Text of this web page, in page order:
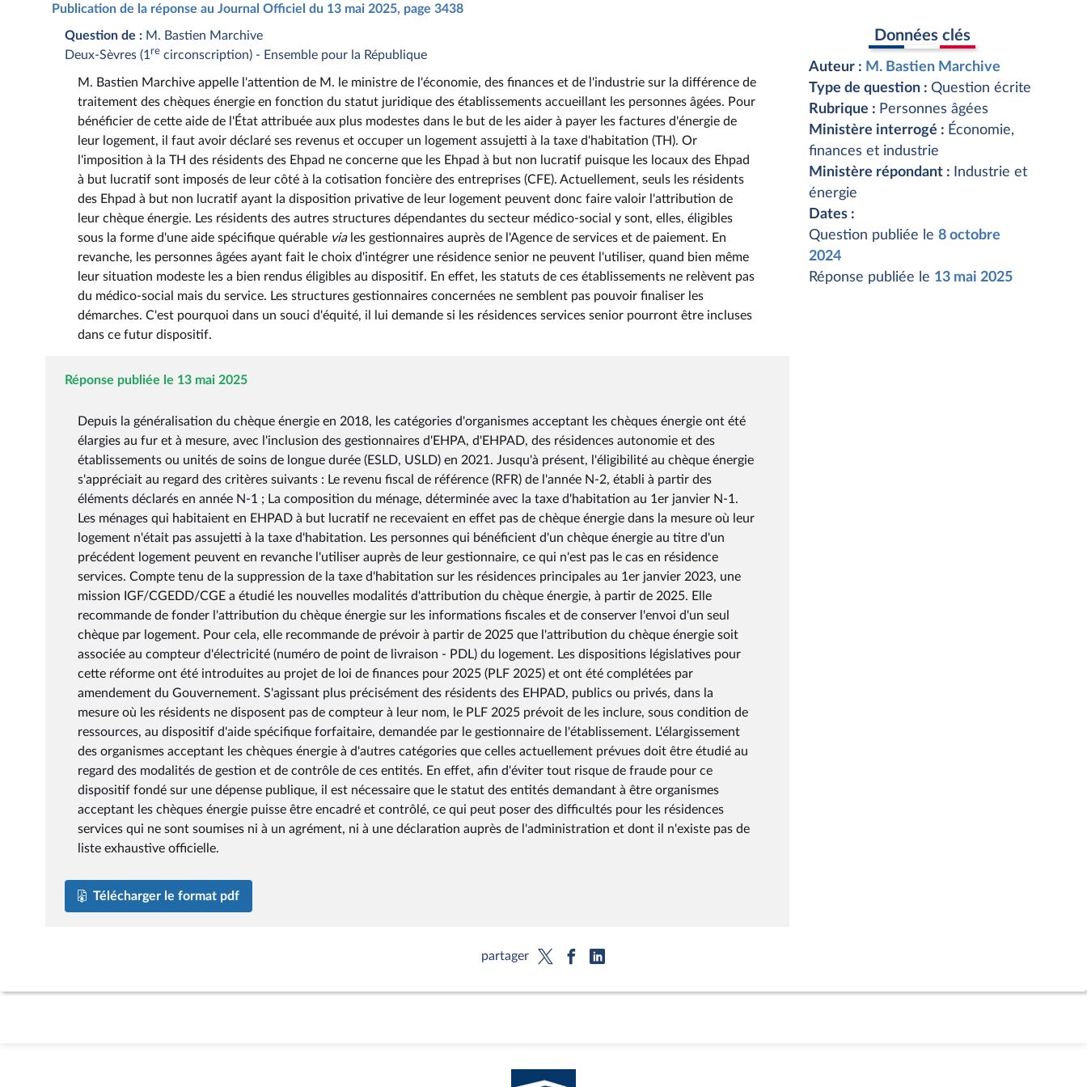
Publication de la réponse au Journal Officiel du 13 mai 2025, page 3438
Question de : M. Bastien Marchive
Deux-Sèvres (1 re circonscription) - Ensemble pour la République
M. Bastien Marchive appelle l'attention de M. le ministre de l'économie, des finances et de l'industrie sur la différence de
traitement des chèques énergie en fonction du statut juridique des établissements accueillant les personnes âgées. Pour
bénéficier de cette aide de l'État attribuée aux plus modestes dans le but de les aider à payer les factures d'énergie de
leur logement, il faut avoir déclaré ses revenus et occuper un logement assujetti à la taxe d'habitation (TH). Or
l'imposition à la TH des résidents des Ehpad ne concerne que les Ehpad à but non lucratif puisque les locaux des Ehpad
à but lucratif sont imposés de leur côté à la cotisation foncière des entreprises (CFE). Actuellement, seuls les résidents
des Ehpad à but non lucratif ayant la disposition privative de leur logement peuvent donc faire valoir l'attribution de
leur chèque énergie. Les résidents des autres structures dépendantes du secteur médico-social y sont, elles, éligibles
sous la forme d'une aide spécifique quérable viales gestionnaires auprès de l'Agence de services et de paiement. En
revanche, les personnes âgées ayant fait le choix d'intégrer une résidence senior ne peuvent l'utiliser, quand bien même
leur situation modeste les a bien rendus éligibles au dispositif. En effet, les statuts de ces établissements ne relèvent pas
du médico-social mais du service. Les structures gestionnaires concernées ne semblent pas pouvoir finaliser les
démarches. C'est pourquoi dans un souci d'équité, il lui demande si les résidences services senior pourront être incluses
dans ce futur dispositif.
Réponse publiée le 13 mai 2025
Depuis la généralisation du chèque énergie en 2018, les catégories d'organismes acceptant les chèques énergie ont été
élargies au fur et à mesure, avec l'inclusion des gestionnaires d'EHPA, d'EHPAD, des résidences autonomie et des
établissements ou unités de soins de longue durée (ESLD, USLD) en 2021. Jusqu'à présent, l'éligibilité au chèque énergie
s'appréciait au regard des critères suivants : Le revenu fiscal de référence (RFR) de l'année N-2, établi à partir des
éléments déclarés en année N-1 ; La composition du ménage, déterminée avec la taxe d'habitation au 1er janvier N-1.
Les ménages qui habitaient en EHPAD à but lucratif ne recevaient en effet pas de chèque énergie dans la mesure où leur
logement n'était pas assujetti à la taxe d'habitation. Les personnes qui bénéficient d'un chèque énergie au titre d'un
précédent logement peuvent en revanche l'utiliser auprès de leur gestionnaire, ce qui n'est pas le cas en résidence
services. Compte tenu de la suppression de la taxe d'habitation sur les résidences principales au 1er janvier 2023, une
mission IGF/CGEDD/CGE a étudié les nouvelles modalités d'attribution du chèque énergie, à partir de 2025. Elle
recommande de fonder l'attribution du chèque énergie sur les informations fiscales et de conserver l'envoi d'un seul
chèque par logement. Pour cela, elle recommande de prévoir à partir de 2025 que l'attribution du chèque énergie soit
associée au compteur d'électricité (numéro de point de livraison - PDL) du logement. Les dispositions législatives pour
cette réforme ont été introduites au projet de loi de finances pour 2025 (PLF 2025) et ont été complétées par
amendement du Gouvernement. S'agissant plus précisément des résidents des EHPAD, publics ou privés, dans la
mesure où les résidents ne disposent pas de compteur à leur nom, le PLF 2025 prévoit de les inclure, sous condition de
ressources, au dispositif d'aide spécifique forfaitaire, demandée par le gestionnaire de l'établissement. L'élargissement
des organismes acceptant les chèques énergie à d'autres catégories que celles actuellement prévues doit être étudié au
regard des modalités de gestion et de contrôle de ces entités. En effet, afin d'éviter tout risque de fraude pour ce
dispositif fondé sur une dépense publique, il est nécessaire que le statut des entités demandant à être organismes
acceptant les chèques énergie puisse être encadré et contrôlé, ce qui peut poser des difficultés pour les résidences
services qui ne sont soumises ni à un agrément, ni à une déclaration auprès de l'administration et dont il n'existe pas de
liste exhaustive officielle.
Télécharger le format pdf
Données clés
Auteur : M. Bastien Marchive
Type de question : Question écrite
Rubrique : Personnes âgées
Ministère interrogé : Économie,
finances et industrie
Ministère répondant :
Industrie et
énergie
Dates :
Question publiée le 8 octobre
2024
Réponse publiée le 13 mai 2025
partager